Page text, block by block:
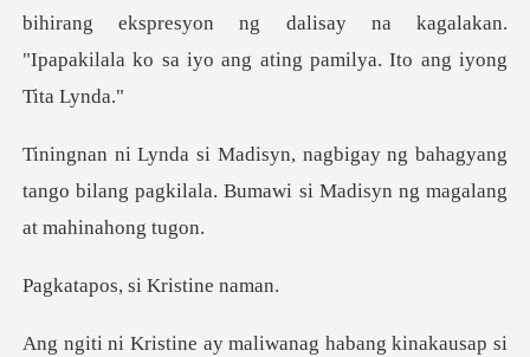
bihirang ekspresyon ng dalisay na kaga
bahagyang
tango bilang pagkilala. Bumawi
, si Krist
usap si